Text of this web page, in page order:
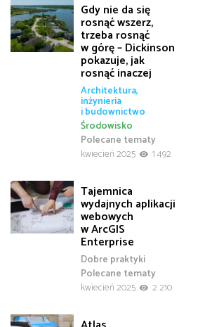
Gdy nie da się
rosnąć wszerz,
trzeba rosnąć
w górę – Dickinson
pokazuje, jak
rosnąć inaczej
Architektura,
inżynieria
i budownictwo
Polecane tematy
Środowisko
kwiecień 2025
1 492
Tajemnica
wydajnych aplikacji
webowych
w ArcGIS
Enterprise
Dobre praktyki
Polecane tematy
kwiecień 2025
2 210